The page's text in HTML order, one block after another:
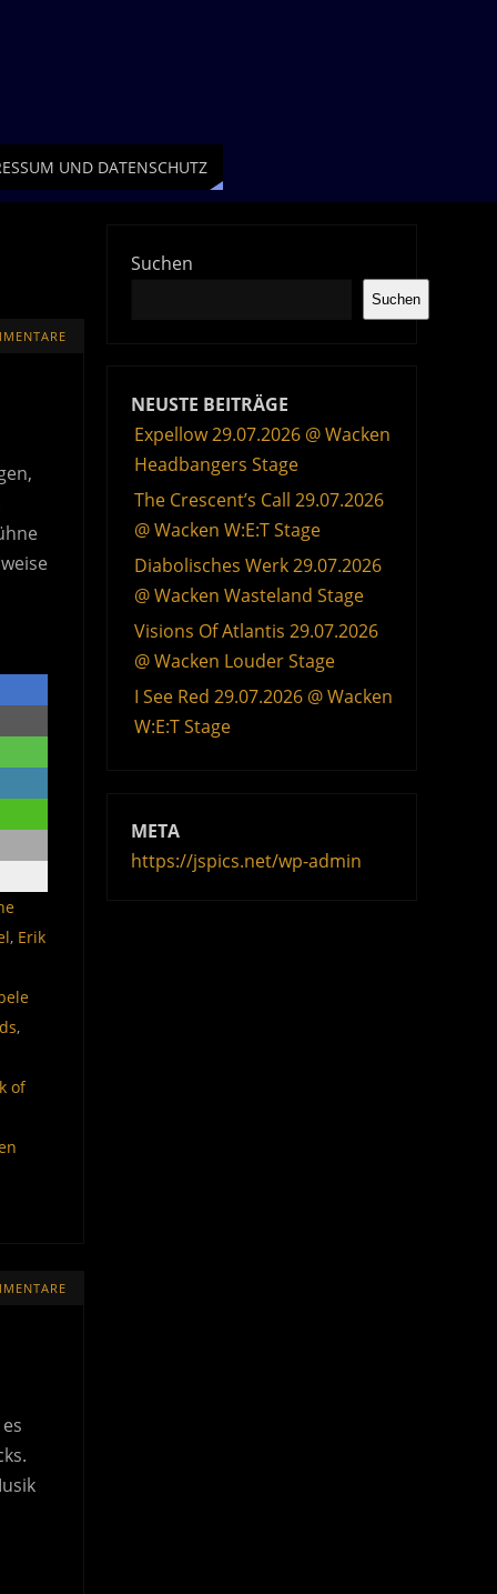
UND DATENSCHUTZ
, Erik
,
of
Suchen
Suchen
NEUSTE BEITRÄGE
Expellow 29.07.2026 @ Wacken
Headbangers Stage
The Crescent’s Call 29.07.2026
@ Wacken W:E:T Stage
Diabolisches Werk 29.07.2026
@ Wacken Wasteland Stage
Visions Of Atlantis 29.07.2026
@ Wacken Louder Stage
I See Red 29.07.2026 @ Wacken
W:E:T Stage
META
https://jspics.net/wp-admin